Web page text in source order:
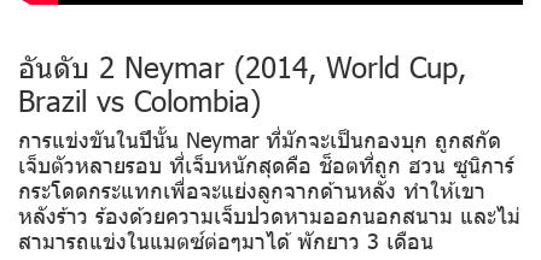
อันดับ 2 Neymar (2014, World Cup,
Brazil vs Colombia)
การแข่งขันในปีนั้น Neymar ที่มักจะเป็นกองบุก ถูกสกัด
เจ็บตัวหลายรอบ ที่เจ็บหนักสุดคือ ช็อตที่ถูก ฮวน ซูนิการ์
กระโดดกระแทกเพื่อจะแย่งลูกจากด้านหลัง ทำให้เขา
หลังร้าว ร้องด้วยความเจ็บปวดหามออกนอกสนาม และไม่
สามารถแข่งในแมตซ์ต่อๆมาได้ พักยาว 3 เดือน